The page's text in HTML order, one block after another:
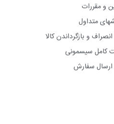
و مقررات
متداول
و بازگرداندن کالا
کامل سیسمونی
ارسال سفارش